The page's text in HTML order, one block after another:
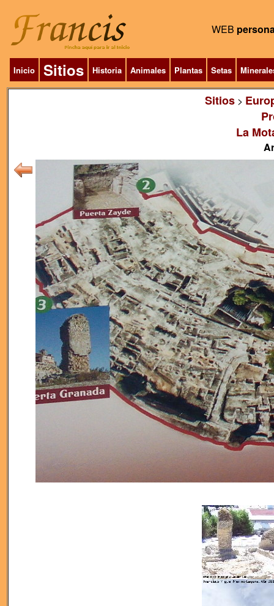
WEB
Inicio Sitios Historia Animales Plantas Setas
Sitios >
La